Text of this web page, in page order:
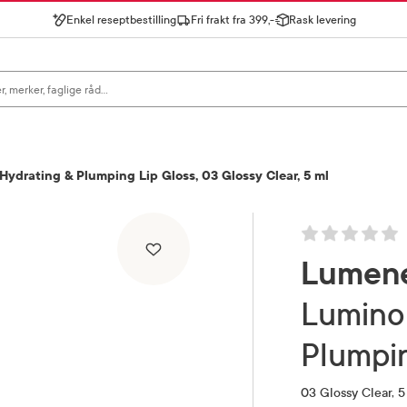
Enkel reseptbestilling Fri frakt fra 399,- Rask levering
& Plumping Lip Gloss, 03 Glossy Clear, 5 ml
Luminous Shine Hydrating &
03 Glossy Clear,